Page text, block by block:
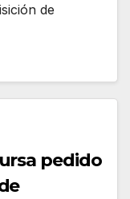
de
pedido